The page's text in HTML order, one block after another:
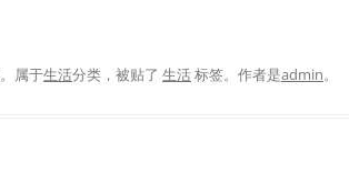
。属于生活分类，被贴了 生活标签。 作者是admin。